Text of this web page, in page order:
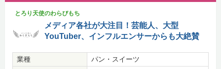
とろり天使のわらびもち
メディア各社が大注目！芸能人、大型
YouTuber、インフルエンサーからも大絶賛
業種
パン・スイーツ